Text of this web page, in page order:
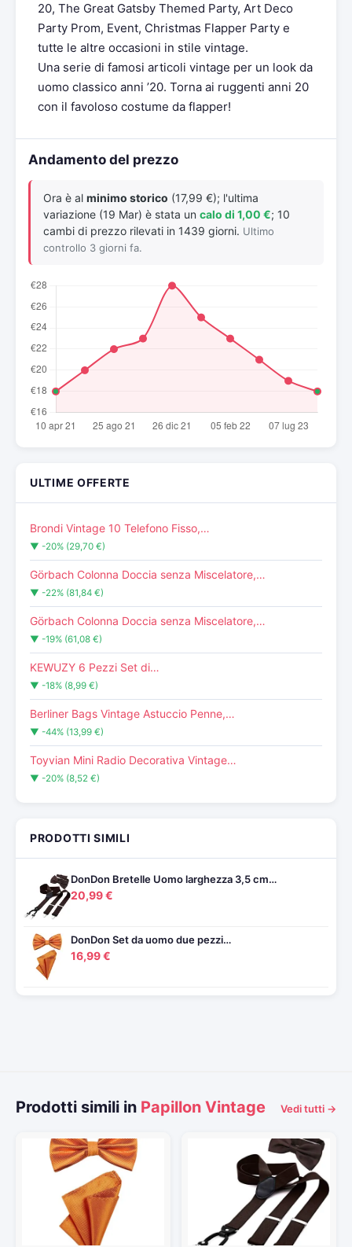
20, The Great Gatsby Themed Party, Art Deco
Party Prom, Event, Christmas Flapper Party e
tutte le altre occasioni in stile vintage.
Una serie di famosi articoli vintage per un look da
uomo classico anni ’20. Torna ai ruggenti anni 20
con il favoloso costume da flapper!
Andamento del prezzo
Ora è al minimo storico (17,99 €); l'ultima
variazione (19 Mar) è stata un calo di 1,00 €; 10
cambi di prezzo rilevati in 1439 giorni. Ultimo
controllo 3 giorni fa.
ULTIME OFFERTE
Brondi Vintage 10 Telefono Fisso,…
▼ -20% (29,70 €)
Görbach Colonna Doccia senza Miscelatore,…
▼ -22% (81,84 €)
Görbach Colonna Doccia senza Miscelatore,…
▼ -19% (61,08 €)
KEWUZY 6 Pezzi Set di…
▼ -18% (8,99 €)
Berliner Bags Vintage Astuccio Penne,…
▼ -44% (13,99 €)
Toyvian Mini Radio Decorativa Vintage…
▼ -20% (8,52 €)
PRODOTTI SIMILI
DonDon Bretelle Uomo larghezza 3,5 cm…
20,99 €
DonDon Set da uomo due pezzi…
16,99 €
Prodotti simili in Papillon Vintage Vedi tutti →